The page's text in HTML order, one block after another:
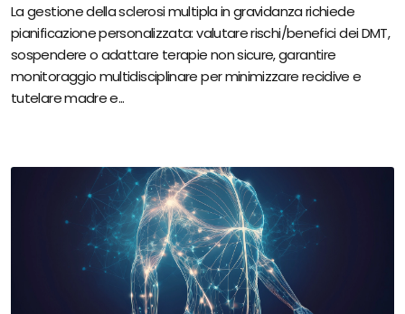
La gestione della sclerosi multipla in gravidanza richiede
pianificazione personalizzata: valutare rischi/benefici dei DMT,
sospendere o adattare terapie non sicure, garantire
monitoraggio multidisciplinare per minimizzare recidive e
tutelare madre e...